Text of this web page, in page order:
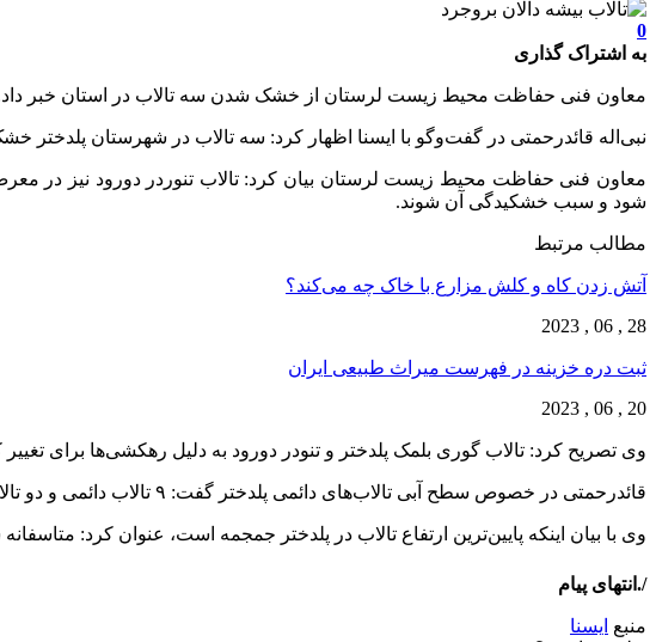
0
به اشتراک گذاری
معاون فنی حفاظت محیط زیست لرستان از خشک شدن سه تالاب در استان خبر
نبی‌اله قائدرحمتی در گفت‌وگو با ایسنا اظهار کرد: سه تالاب در شهرستان پلدختر
شود و سبب خشکیدگی آن شوند.
مطالب مرتبط
آتش زدن کاه و کلش مزارع با خاک چه می‌کند؟
28 , 06 , 2023
ثبت دره خزینه در فهرست میراث طبیعی ایران
20 , 06 , 2023
وی تصریح کرد: تالاب گوری بلمک پلدختر و تنودر دورود به دلیل رهکشی‌ها برای
قائدرحمتی در خصوص سطح آبی تالاب‌های دائمی پلدختر گفت: ۹ تالاب دائمی و دو تالاب غیردائمی در این شهرستان وجود دارد که متاسفانه با توجه به خشکسالی‌های متوالی تالاب گوری‌بلمک خشک شده است.
وی با بیان اینکه پایین‌ترین ارتفاع تالاب در پلدختر جمجمه است، عنوان کرد: متاسفانه سطح آب تالاب‌های
/.انتهای پیام
منبع ایسنا